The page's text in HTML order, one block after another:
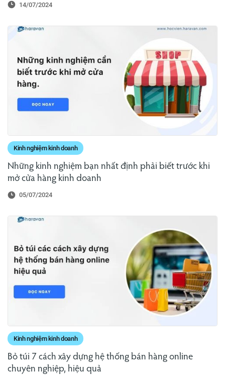
14/07/2024
Kinh nghiệm kinh doanh
Những kinh nghiệm bạn nhất định phải biết trước khi
mở cửa hàng kinh doanh
05/07/2024
Kinh nghiệm kinh doanh
Bỏ túi 7 cách xây dựng hệ thống bán hàng online
chuyên nghiệp, hiệu quả